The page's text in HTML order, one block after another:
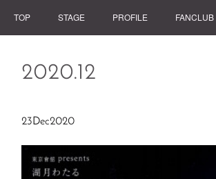
TOP STAGE PROFILE FANCLUB
2020.12
23Dec2020